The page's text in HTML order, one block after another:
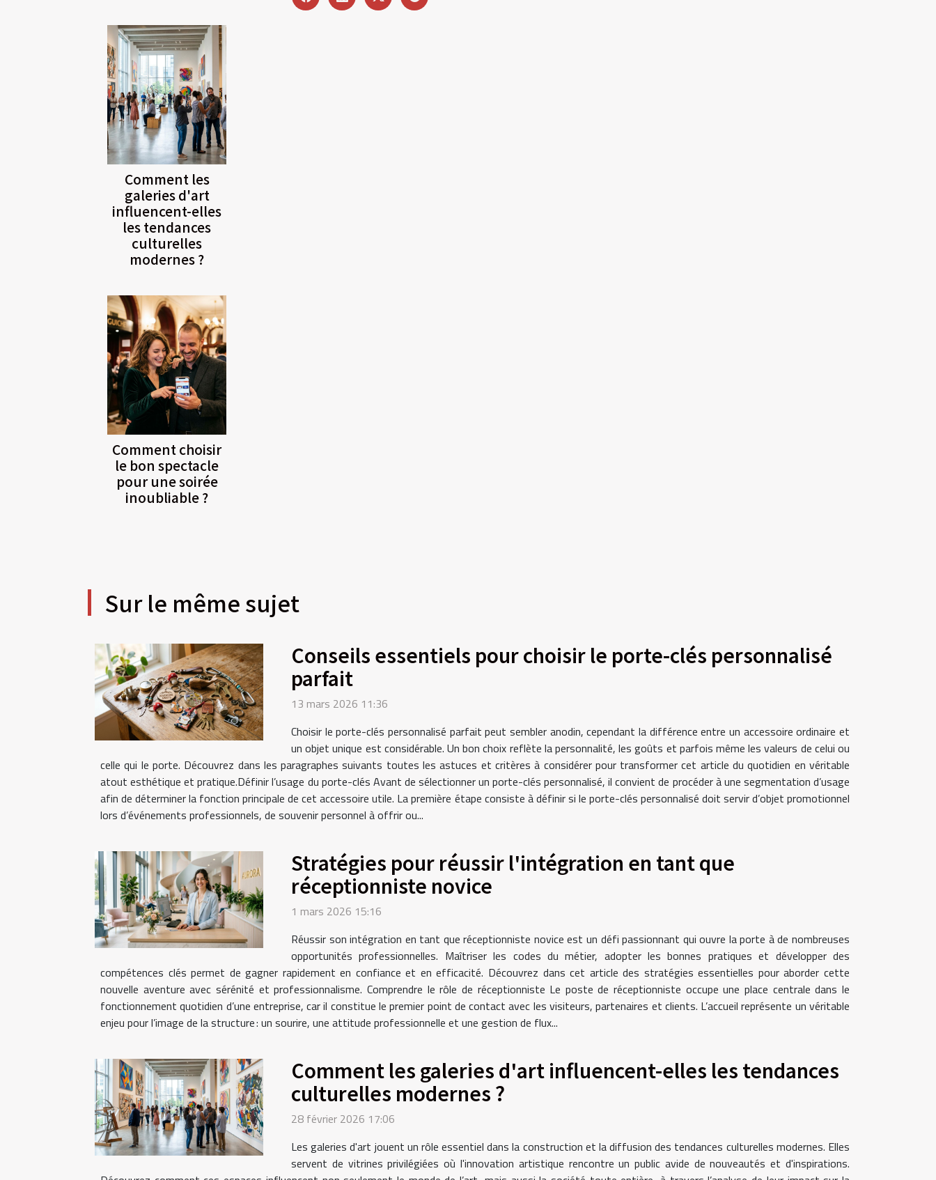
Comment les
galeries d'art
influencent-elles
les tendances
culturelles
modernes ?
Comment choisir
le bon spectacle
pour une soirée
inoubliable ?
Sur le même sujet
Conseils essentiels pour choisir le porte-clés personnalisé
parfait
13 mars 2026 11:36
Choisir le porte-clés personnalisé parfait peut sembler anodin, cependant la différence entre un accessoire ordinaire et
un objet unique est considérable. Un bon choix reflète la personnalité, les goûts et parfois même les valeurs de celui ou
celle qui le porte. Découvrez dans les paragraphes suivants toutes les astuces et critères à considérer pour transformer cet article du quotidien en véritable
atout esthétique et pratique.Définir l’usage du porte-clés Avant de sélectionner un porte-clés personnalisé, il convient de procéder à une segmentation d’usage
afin de déterminer la fonction principale de cet accessoire utile. La première étape consiste à définir si le porte-clés personnalisé doit servir d’objet promotionnel
lors d’événements professionnels, de souvenir personnel à offrir ou...
Stratégies pour réussir l'intégration en tant que
réceptionniste novice
1 mars 2026 15:16
Réussir son intégration en tant que réceptionniste novice est un défi passionnant qui ouvre la porte à de nombreuses
opportunités professionnelles. Maîtriser les codes du métier, adopter les bonnes pratiques et développer des
compétences clés permet de gagner rapidement en confiance et en efficacité. Découvrez dans cet article des stratégies essentielles pour aborder cette
nouvelle aventure avec sérénité et professionnalisme. Comprendre le rôle de réceptionniste Le poste de réceptionniste occupe une place centrale dans le
fonctionnement quotidien d’une entreprise, car il constitue le premier point de contact avec les visiteurs, partenaires et clients. L’accueil représente un véritable
enjeu pour l’image de la structure : un sourire, une attitude professionnelle et une gestion de flux...
Comment les galeries d'art influencent-elles les tendances
culturelles modernes ?
28 février 2026 17:06
Les galeries d'art jouent un rôle essentiel dans la construction et la diffusion des tendances culturelles modernes. Elles
servent de vitrines privilégiées où l'innovation artistique rencontre un public avide de nouveautés et d'inspirations.